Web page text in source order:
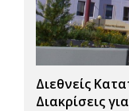
Διεθνείς
Διακρίσεις